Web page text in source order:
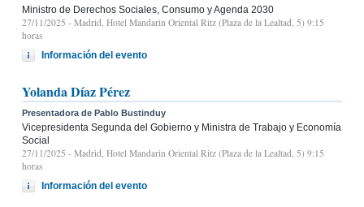
Ministro de Derechos Sociales, Consumo y Agenda 2030
27/11/2025 - Madrid, Hotel Mandarin Oriental Ritz (Plaza de la Lealtad, 5) 9:15
horas
Información del evento
Yolanda Díaz Pérez
Presentadora de Pablo Bustinduy
Vicepresidenta Segunda del Gobierno y Ministra de Trabajo y Economía
Social
27/11/2025 - Madrid, Hotel Mandarin Oriental Ritz (Plaza de la Lealtad, 5) 9:15
horas
Información del evento